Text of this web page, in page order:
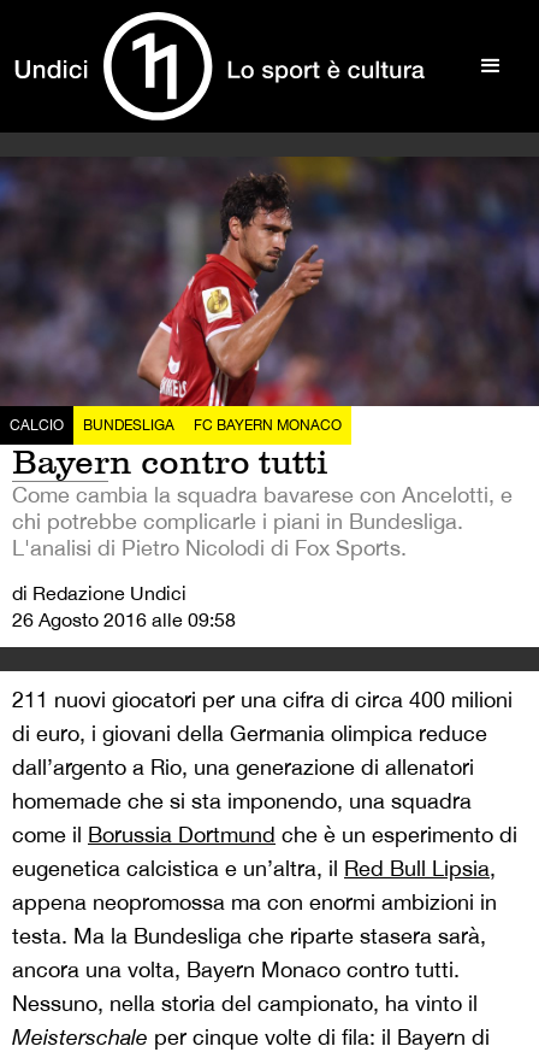
CALCIO BUNDESLIGA FC BAYERN MONACO
Bayern contro tutti
Come cambia la squadra bavarese con Ancelotti, e
chi potrebbe complicarle i piani in Bundesliga.
L'analisi di Pietro Nicolodi di Fox Sports.
di Redazione Undici
26 Agosto 2016 alle 09:58
211 nuovi giocatori per una cifra di circa 400 milioni
di euro, i giovani della Germania olimpica reduce
dall’argento a Rio, una generazione di allenatori
homemade che si sta imponendo, una squadra
come il Borussia Dortmund che è un esperimento di
eugenetica calcistica e un’altra, il Red Bull Lipsia,
appena neopromossa ma con enormi ambizioni in
testa. Ma la Bundesliga che riparte stasera sarà,
ancora una volta, Bayern Monaco contro tutti.
Nessuno, nella storia del campionato, ha vinto il
Meisterschale per cinque volte di fila: il Bayern di